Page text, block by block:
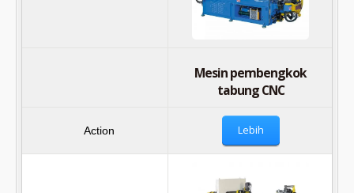
Mesin pembengkok
tabung CNC
Lebih